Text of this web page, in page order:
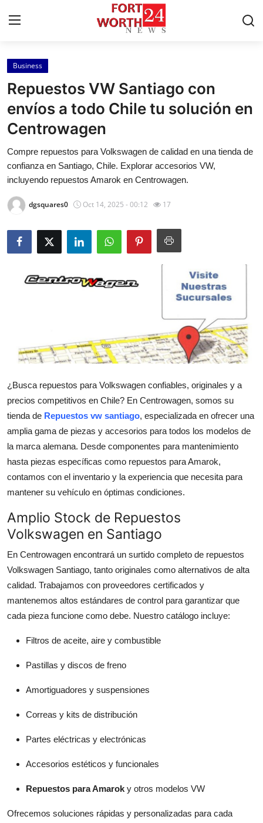
Home
Press Release
Contact
Privacy Policy
Health
Submit Press Release
Advertise with US
Business
Finance
Tech
Real Estate
Top 10
How To
Support Number
Business
Repuestos VW Santiago con
envíos a todo Chile tu solución en
Centrowagen
Compre repuestos para Volkswagen de calidad en una tienda de
confianza en Santiago, Chile. Explorar accesorios VW,
incluyendo repuestos Amarok en Centrowagen.
dgsquares0 Oct 14, 2025 - 00:12 17
¿Busca repuestos para Volkswagen confiables, originales y a
precios competitivos en Chile? En Centrowagen, somos su
tienda de Repuestos vw santiago, especializada en ofrecer una
amplia gama de piezas y accesorios para todos los modelos de
la marca alemana. Desde componentes para mantenimiento
hasta piezas específicas como repuestos para Amarok,
contamos con el inventario y la experiencia que necesita para
mantener su vehículo en óptimas condiciones.
Amplio Stock de Repuestos
Volkswagen en Santiago
En Centrowagen encontrará un surtido completo de repuestos
Volkswagen Santiago, tanto originales como alternativos de alta
calidad. Trabajamos con proveedores certificados y
mantenemos altos estándares de control para garantizar que
cada pieza funcione como debe. Nuestro catálogo incluye:
Filtros de aceite, aire y combustible
Pastillas y discos de freno
Amortiguadores y suspensiones
Correas y kits de distribución
Partes eléctricas y electrónicas
Accesorios estéticos y funcionales
Repuestos para Amarok y otros modelos VW
Ofrecemos soluciones rápidas y personalizadas para cada